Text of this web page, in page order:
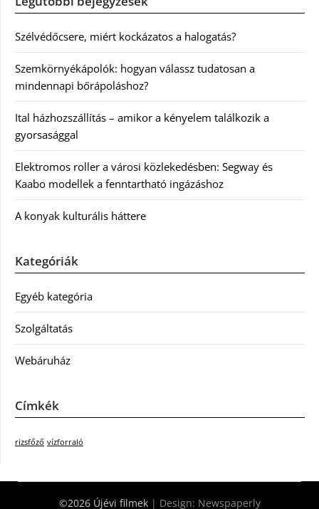
Szélvédőcsere, miért kockázatos a halogatás?
Szemkörnyékápolók: hogyan válassz tudatosan a
mindennapi bőrápoláshoz?
Ital házhozszállítás – amikor a kényelem találkozik a
gyorsasággal
Elektromos roller a városi közlekedésben: Segway és
Kaabo modellek a fenntartható ingázáshoz
A konyak kulturális háttere
Kategóriák
Egyéb kategória
Szolgáltatás
Webáruház
Címkék
rizsfőző vízforraló
©2026 Újévi filmek | Design: Newspaperly